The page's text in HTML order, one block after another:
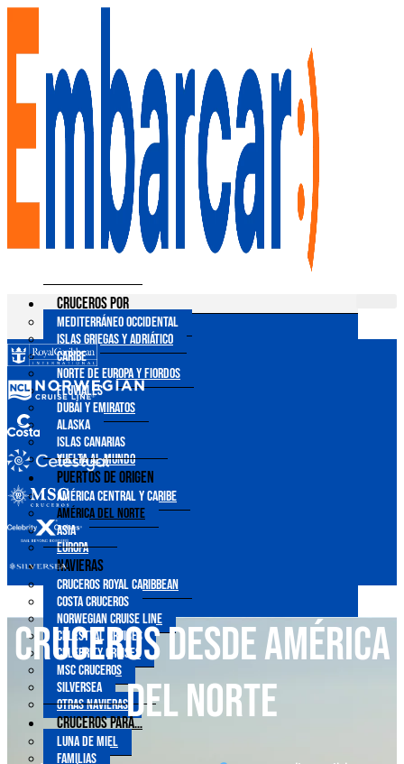
Cruceros por
Mediterráneo Occidental
Islas Griegas y Adriático
Caribe
Norte de Europa y Fiordos
Fluviales
Dubái y Emiratos
Alaska
Islas Canarias
Vuelta al mundo
Puertos de origen
América central y Caribe
América del Norte
Asia
Europa
Navieras
Cruceros Royal Caribbean
Costa Cruceros
Norwegian Cruise Line
Celestyal Cruises
Celebrity Cruises
MSC Cruceros
Silversea
Otras Navieras
Cruceros para…
Luna de Miel
Familias
Cruceros desde América
del Norte